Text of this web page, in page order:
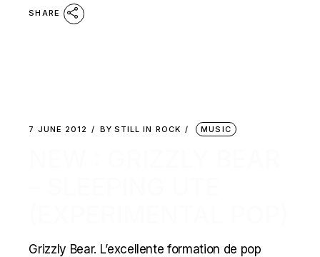
SHARE
7 JUNE 2012 BY STILL IN ROCK MUSIC
Grizzly Bear. L’excellente formation de pop